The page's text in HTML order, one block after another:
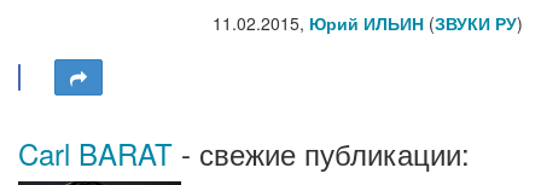
11.02.2015, Юрий ИЛЬИН (ЗВУКИ РУ)
Carl BARAT - свежие публикации: